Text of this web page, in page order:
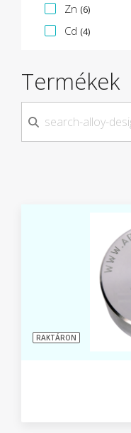
Zn (6)
Cd (4)
Termékek
RAKTÁRON